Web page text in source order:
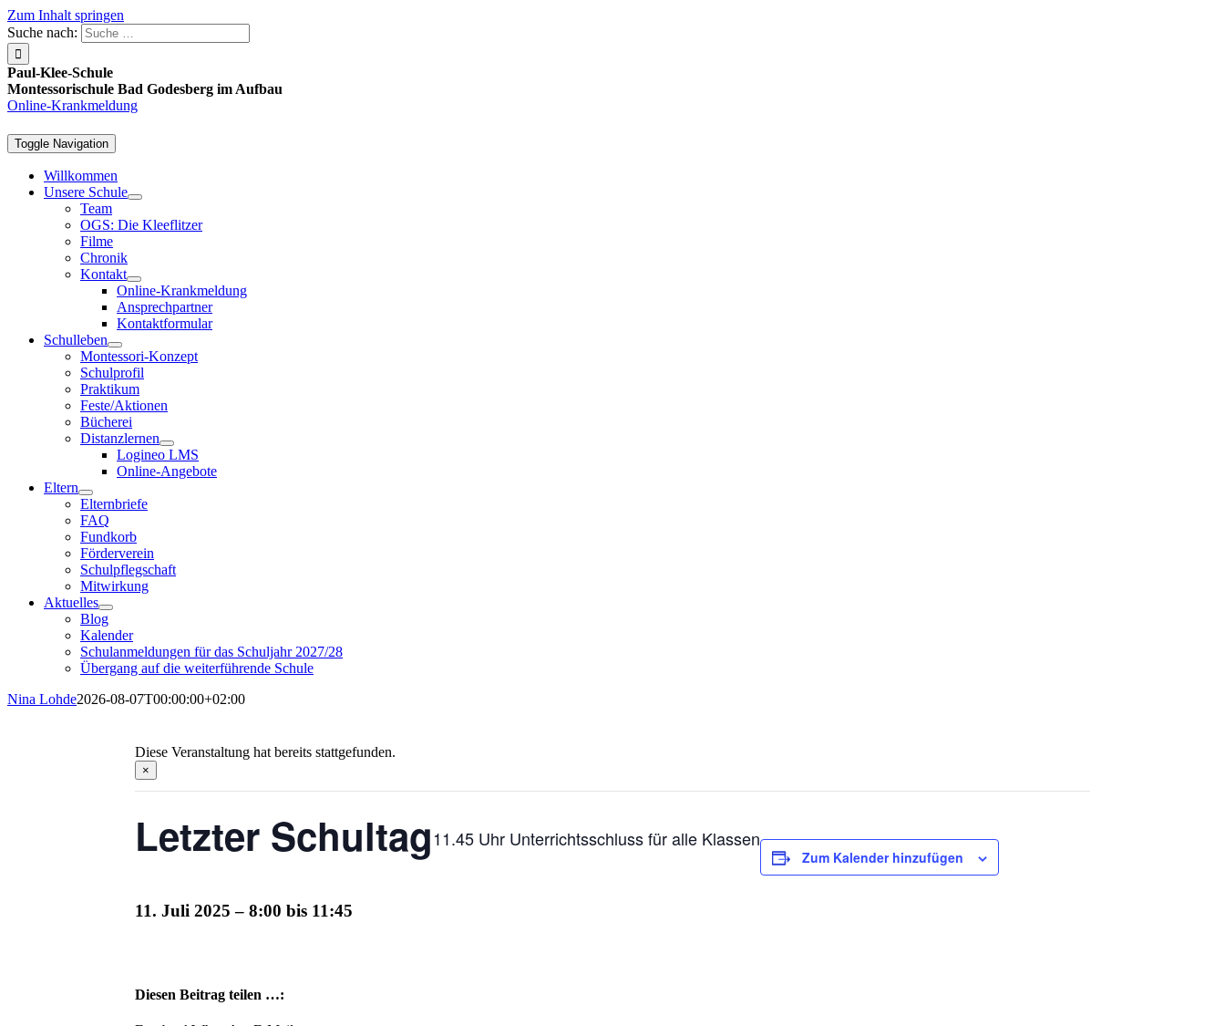
Zum Inhalt springen
Suche nach:
Paul-Klee-Schule
Montessorischule Bad Godesberg im Aufbau
Online-Krankmeldung
Toggle Navigation
Willkommen
Unsere Schule
Team
OGS: Die Kleeflitzer
Filme
Chronik
Kontakt
Online-Krankmeldung
Ansprechpartner
Kontaktformular
Schulleben
Montessori-Konzept
Schulprofil
Praktikum
Feste/Aktionen
Bücherei
Distanzlernen
Logineo LMS
Online-Angebote
Eltern
Elternbriefe
FAQ
Fundkorb
Förderverein
Schulpflegschaft
Mitwirkung
Aktuelles
Blog
Kalender
Schulanmeldungen für das Schuljahr 2027/28
Übergang auf die weiterführende Schule
Nina Lohde2026-08-07T00:00:00+02:00
Diese Veranstaltung hat bereits stattgefunden.
×
Letzter Schultag
11. Juli 2025 – 8:00 bis 11:45
11.45 Uhr Unterrichtsschluss für alle Klassen
Zum Kalender hinzufügen
Diesen Beitrag teilen …: